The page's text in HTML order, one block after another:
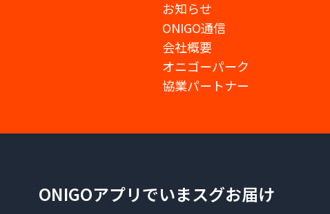
お知らせ
ONIGO通信
会社概要
オニゴーパーク
協業パートナー
ONIGOアプリでいまスグお届け